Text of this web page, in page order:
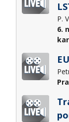
P.
6.